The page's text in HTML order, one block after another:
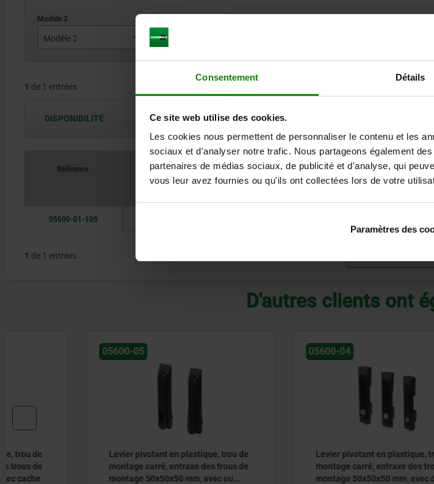
Consentement Détails
Ce site web utilise des cookies.
Les cookies nous permettent de personnaliser le contenu et les
sociaux et d'analyser notre trafic. Nous partageons également
partenaires de médias sociaux, de publicité et d'analyse, qui
vous leur avez fournies ou qu'ils ont collectées lors de votre
Paramètres des
Modèle 2 Forme
A 50 21
1 de 1 entrées
DISPONIBILITÉ Les disponibilités sont actualisées plusieurs fois par jour à intervalles réguliers.
Référence
Modèle 2
Forme B B1 D D1 H H1 H2
05600-01-105
1 de 1 entrées
D'autres clients ont
Levier pivotant en plastique, trou de
montage carré, entraxe des trous de
montage 50x50x50 mm, avec ou
Levier pivotant en plastique, trou de
montage carré, entraxe des trous de
montage 50x50x50 mm, avec demi-